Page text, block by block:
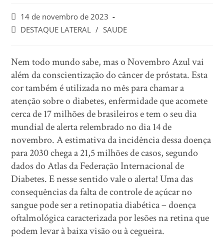
14 de novembro de 2023
DESTAQUE LATERAL / SAUDE
Nem todo mundo sabe, mas o Novembro Azul vai
além da conscientização do câncer de próstata. Esta
cor também é utilizada no mês para chamar a
atenção sobre o diabetes, enfermidade que acomete
cerca de 17 milhões de brasileiros e tem o seu dia
mundial de alerta relembrado no dia 14 de
novembro. A estimativa da incidência dessa doença
para 2030 chega a 21,5 milhões de casos, segundo
dados do Atlas da Federação Internacional de
Diabetes. E nesse sentido vale o alerta! Uma das
consequências da falta de controle de açúcar no
sangue pode ser a retinopatia diabética – doença
oftalmológica caracterizada por lesões na retina que
podem levar à baixa visão ou à cegueira.